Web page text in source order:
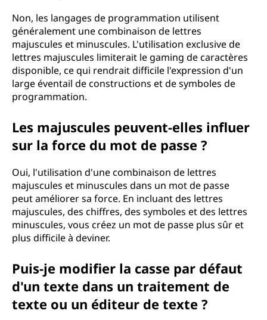
Non, les langages de programmation utilisent
généralement une combinaison de lettres
majuscules et minuscules. L'utilisation exclusive de
lettres majuscules limiterait le gaming de caractères
disponible, ce qui rendrait difficile l'expression d'un
large éventail de constructions et de symboles de
programmation.
Les majuscules peuvent-elles influer
sur la force du mot de passe ?
Oui, l'utilisation d'une combinaison de lettres
majuscules et minuscules dans un mot de passe
peut améliorer sa force. En incluant des lettres
majuscules, des chiffres, des symboles et des lettres
minuscules, vous créez un mot de passe plus sûr et
plus difficile à deviner.
Puis-je modifier la casse par défaut
d'un texte dans un traitement de
texte ou un éditeur de texte ?